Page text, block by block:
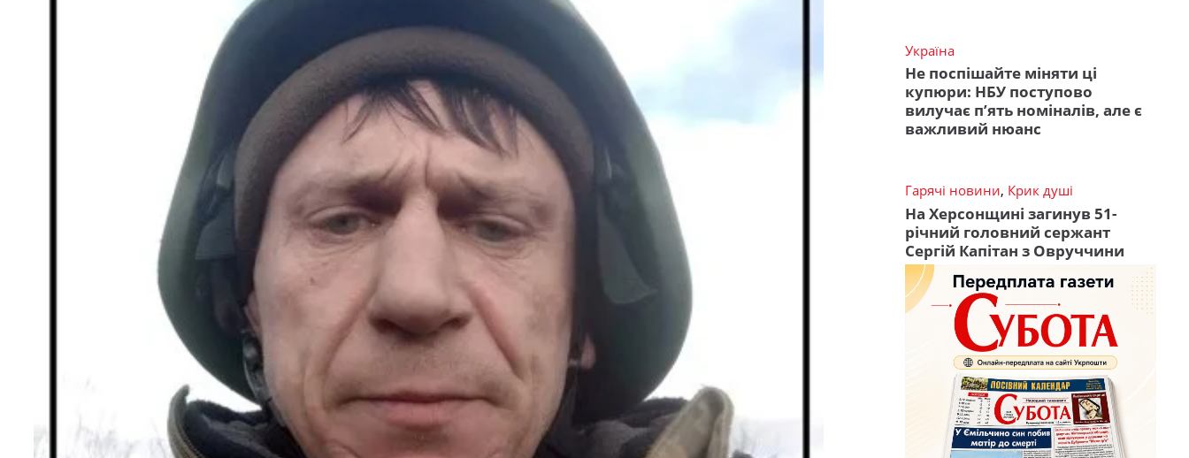
Україна
Не поспішайте міняти ці
купюри: НБУ поступово
вилучає п’ять номіналів, але є
важливий нюанс
Гарячі новини, Крик душі
На Херсонщині загинув 51-
річний головний сержант
Сергій Капітан з Овруччини